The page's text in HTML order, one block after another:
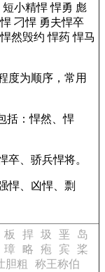
短小精悍 悍勇 彪
刁悍 勇夫悍卒
悍然毁约 悍药 悍马
度为顺序，常用
括：悍然、悍
卒、骄兵悍将。
悍、凶悍、剽
板 捍 圾 垩
岛
璋 略 疱 宾
桨
胆粗
称王称伯